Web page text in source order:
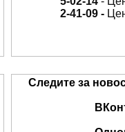
2-41-09 -
Следите за